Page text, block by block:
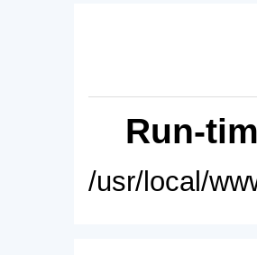
Run-
/usr/local/